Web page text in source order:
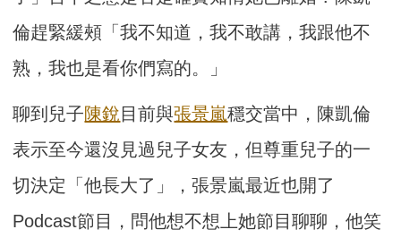
倫趕緊緩頰「我不知道，我不敢講，我跟他不
熟，我也是看你們寫的。」
聊到兒子陳銳 目前與張景嵐穩交當中，陳凱倫
表示至今還沒見過兒子女友，但尊重兒子的一
切決定「他長大了」，張景嵐最近也開了
Podcast節目，問他想不想上她節目聊聊，他笑